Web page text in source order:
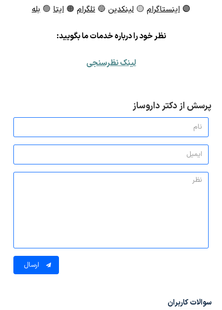
🟣 اینستاگرام 🟡 لینکدین 🔵 تلگرام 🟠 ایتا 🟢 بله
نظر خود را درباره خدمات ما بگویید:
لینک نظرسنجی
پرسش از دکتر داروساز
ارسال
سوالات کاربران